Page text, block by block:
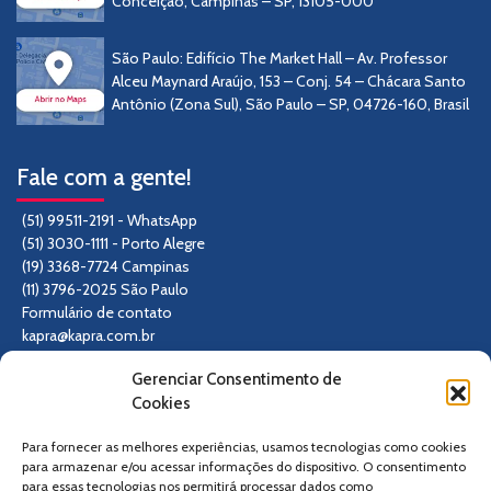
Gerenciar Consentimento de
Cookies
Para fornecer as melhores experiências, usamos tecnologias como cookies
para armazenar e/ou acessar informações do dispositivo. O consentimento
para essas tecnologias nos permitirá processar dados como
São Paulo: Edifício The Market Hall – Av. Professor
Alceu Maynard Araújo, 153 – Conj. 54 – Chácara Santo
Antônio (Zona Sul), São Paulo – SP, 04726-160, Brasil
Fale com a gente!
(51) 99511-2191 - WhatsApp
(51) 3030-1111 - Porto Alegre
(19) 3368-7724 Campinas
(11) 3796-2025 São Paulo
Formulário de contato
kapra@kapra.com.br